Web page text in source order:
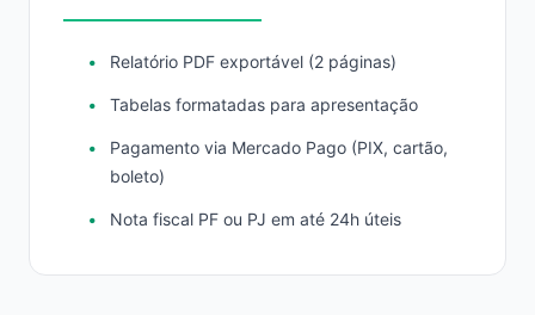
Relatório PDF exportável (2 páginas)
Tabelas formatadas para apresentação
Pagamento via Mercado Pago (PIX, cartão,
boleto)
Nota fiscal PF ou PJ em até 24h úteis